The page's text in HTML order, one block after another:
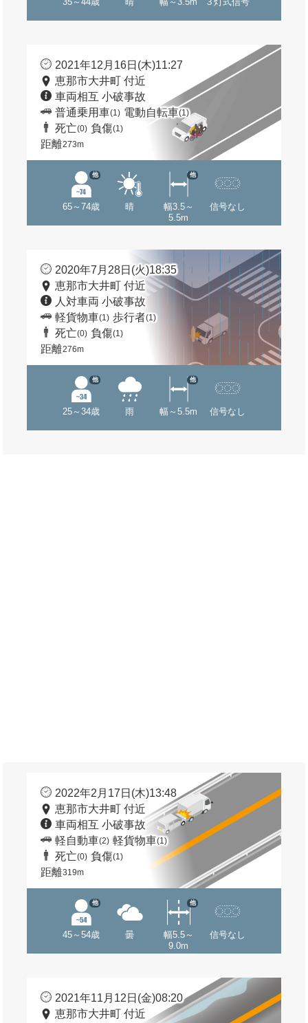
2021年12月16日(木)11:27
恵那市大井町 付近
車両相互 小破事故
普通乗用車(1) 電動自転車(1)
死亡(0) 負傷(1)
距離273m
65～74歳
他
晴
幅3.5～
5.5m
他
信号なし
2020年7月28日(火)18:35
恵那市大井町 付近
人対車両 小破事故
軽貨物車(1) 歩行者(1)
死亡(0) 負傷(1)
距離276m
25～34歳
他
雨 幅～5.5m
他
信号なし
2022年2月17日(木)13:48
恵那市大井町 付近
車両相互 小破事故
軽自動車(2) 軽貨物車(1)
死亡(0) 負傷(1)
距離319m
45～54歳
他
曇
幅5.5～
9.0m
他
信号なし
2021年11月12日(金)08:20
恵那市大井町 付近